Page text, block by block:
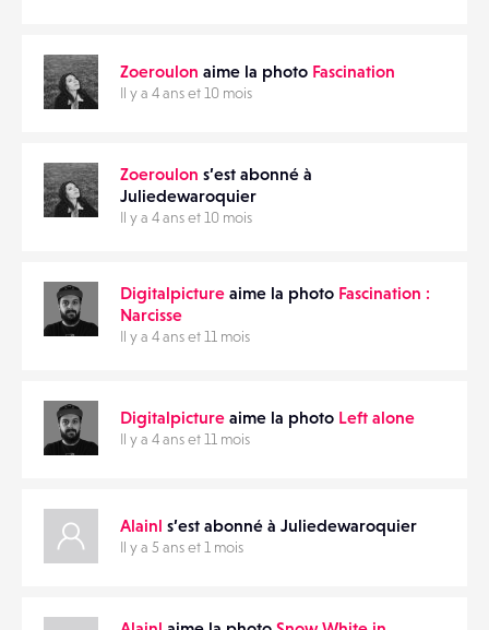
Zoeroulon aime la photo Fascination
Il y a 4 ans et 10 mois
Zoeroulon s’est abonné à
Juliedewaroquier
Il y a 4 ans et 10 mois
Digitalpicture aime la photo Fascination :
Narcisse
Il y a 4 ans et 11 mois
Digitalpicture aime la photo Left alone
Il y a 4 ans et 11 mois
Alainl s’est abonné à Juliedewaroquier
Il y a 5 ans et 1 mois